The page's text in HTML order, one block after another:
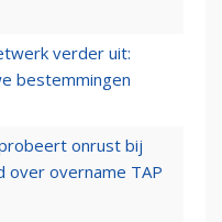
verder uit:
bestemmingen
onrust bij
over overname TAP